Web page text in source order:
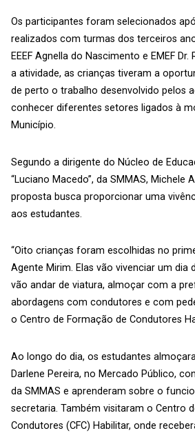
Os participantes foram selecionados
realizados com turmas dos terceiros
EEEF Agnella do Nascimento e EMEF
a atividade, as crianças tiveram a
de perto o trabalho desenvolvido pelos
conhecer diferentes setores ligados à
Município.
Segundo a dirigente do Núcleo de
“Luciano Macedo”, da SMMAS, Michele
proposta busca proporcionar uma
aos estudantes.
“Oito crianças foram escolhidas no
Agente Mirim. Elas vão vivenciar um dia
vão andar de viatura, almoçar com a
abordagens com condutores e com
o Centro de Formação de Condutores
Ao longo do dia, os estudantes
Darlene Pereira, no Mercado Público,
da SMMAS e aprenderam sobre o
secretaria. Também visitaram o Centro
Condutores (CFC) Habilitar, onde